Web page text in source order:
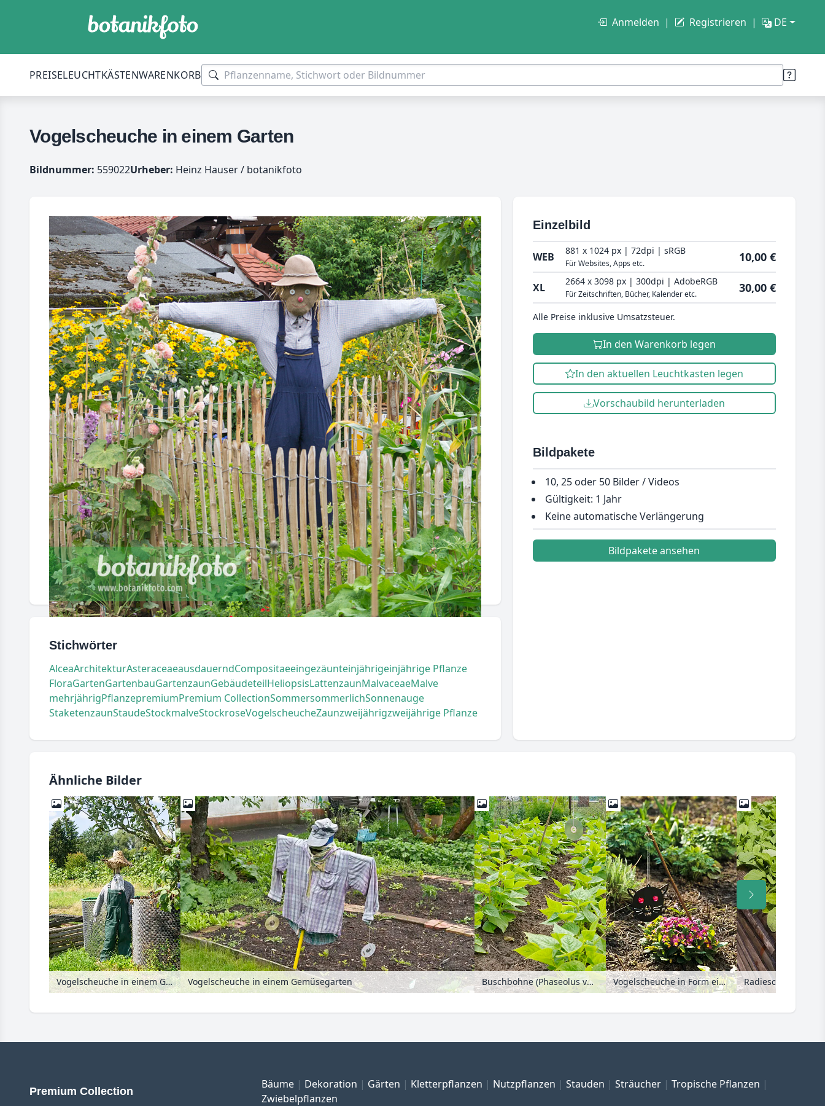
Anmelden Registrieren DE
PREISELEUCHTKÄSTENWARENKORB
Vogelscheuche in einem Garten
Bildnummer: 559022Urheber: Heinz Hauser / botanikfoto
Stichwörter
AlceaArchitekturAsteraceaeausdauerndCompositaeeingezäunteinjährigeinjährige Pflanze
FloraGartenGartenbauGartenzaunGebäudeteilHeliopsisLattenzaunMalvaceaeMalve
mehrjährigPflanzepremiumPremium CollectionSommersommerlichSonnenauge
StaketenzaunStaudeStockmalveStockroseVogelscheucheZaunzweijährigzweijährige Pflanze
Einzelbild
WEB 881 x 1024 px | 72dpi | sRGB
Für Websites, Apps etc. 10,00 €
XL 2664 x 3098 px | 300dpi | AdobeRGB
Für Zeitschriften, Bücher, Kalender etc. 30,00 €
Alle Preise inklusive Umsatzsteuer.
In den Warenkorb legen
In den aktuellen Leuchtkasten legen
Vorschaubild herunterladen
Bildpakete
10, 25 oder 50 Bilder / Videos
Gültigkeit: 1 Jahr
Keine automatische Verlängerung
Bildpakete ansehen
Ähnliche Bilder
Vogelscheuche in einem Garten Vogelscheuche in einem Gemüsegarten Buschbohne (Phaseolus vulgaris var. nanus) mit CD als Vogelscheuche Vogelscheuche in Form eines an einem Stock hängenden, schwarzen Katzenkopfes aus Holz in einem Gartenbeet
Premium Collection
Bäume Dekoration Gärten Kletterpflanzen Nutzpflanzen Stauden Sträucher
Tropische Pflanzen
Zwiebelpflanzen